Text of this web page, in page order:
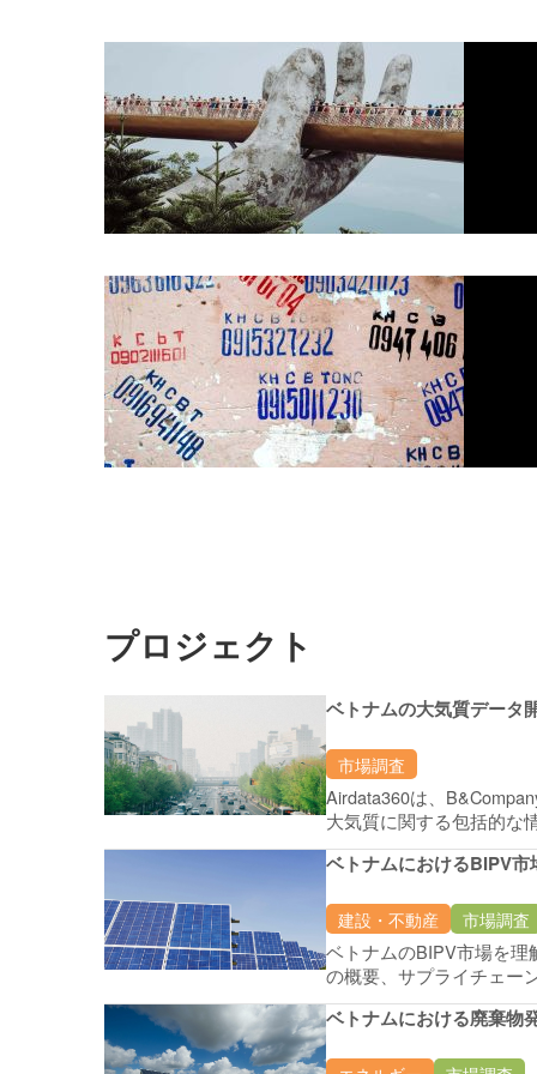
プロジェクト
ベトナムの大気質データ
市場調査
Airdata360は、
大気質に関する包括的な
ています。主な目的は、
に関する意識を高め、よ
ベトナムにおけるBIPV市
建設・不動産 市場調査
ベトナムのBIPV市場を
の概要、サプライチェー
パートナー、製品、関連
要な関係者への詳細なイ
ベトナムにおける廃棄物